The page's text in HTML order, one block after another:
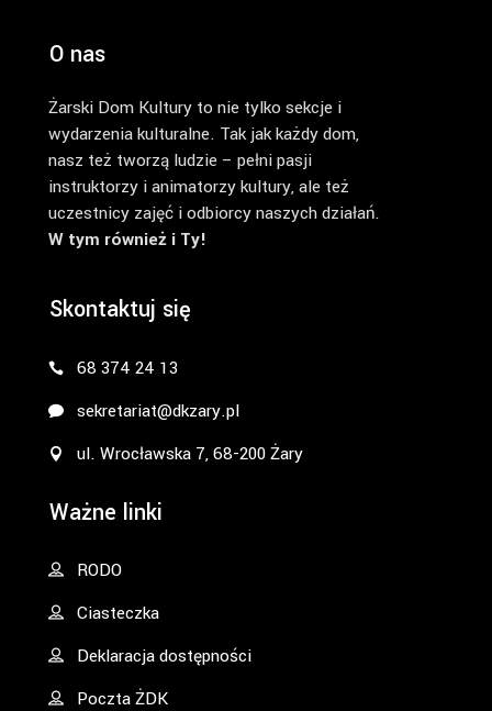
O nas
Żarski Dom Kultury to nie tylko sekcje i
wydarzenia kulturalne. Tak jak każdy dom,
nasz też tworzą ludzie – pełni pasji
instruktorzy i animatorzy kultury, ale też
uczestnicy zajęć i odbiorcy naszych działań.
W tym również i Ty!
Skontaktuj się
68 374 24 13
sekretariat@dkzary.pl
ul. Wrocławska 7, 68-200 Żary
Ważne linki
RODO
Ciasteczka
Deklaracja dostępności
Poczta ŻDK